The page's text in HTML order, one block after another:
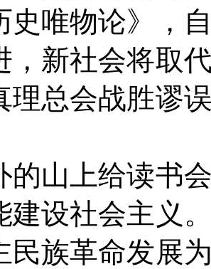
史唯物论》，
，新社会将取
理总会战胜谬
的山上给读书
建设社会主义
民族革命发展